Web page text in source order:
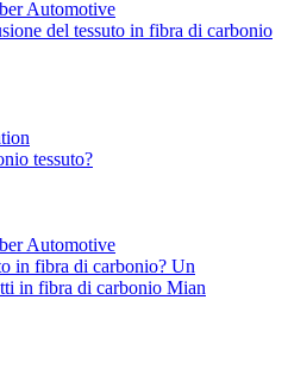
del tessuto in fibra di carbonio
tessuto?
in fibra di carbonio? Un
in fibra di carbonio Mian